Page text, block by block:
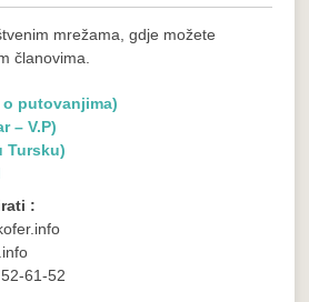
mrežama, gdje možete
članovima.
o putovanjima)
– V.P)
Tursku)
:
61-52